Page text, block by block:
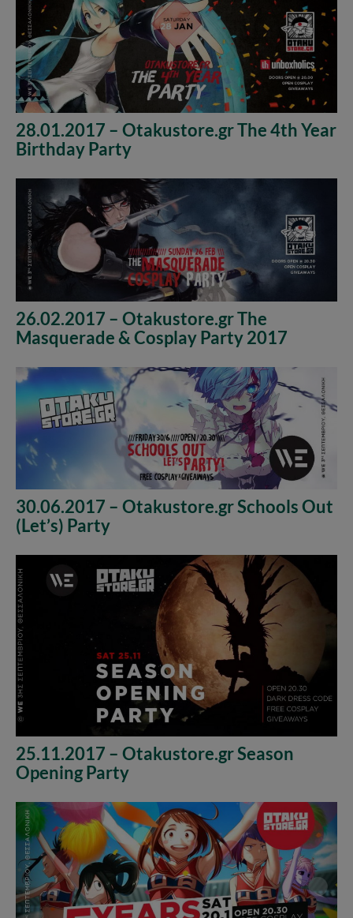
28.01.2017 – Otakustore.gr The 4th Year
Birthday Party
26.02.2017 – Otakustore.gr The
Masquerade & Cosplay Party 2017
30.06.2017 – Otakustore.gr Schools Out
(Let’s) Party
25.11.2017 – Otakustore.gr Season
Opening Party